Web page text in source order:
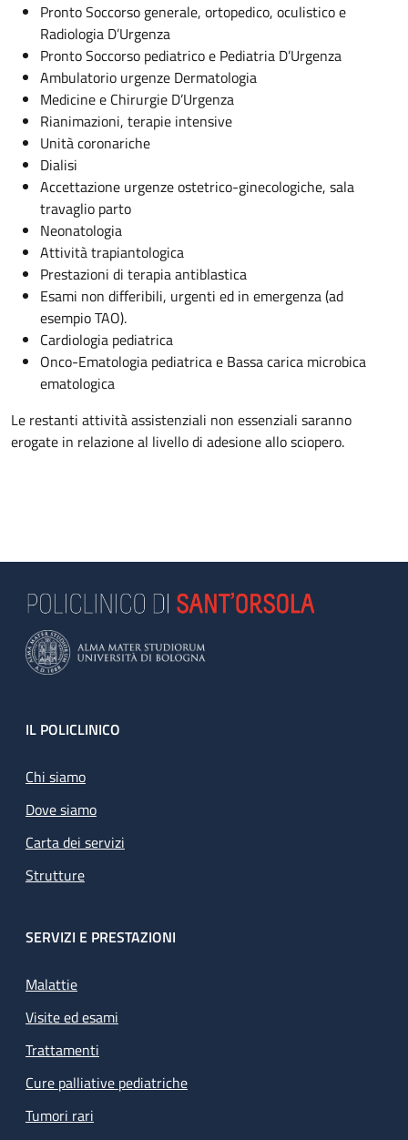
Pronto Soccorso generale, ortopedico, oculistico e
Radiologia D’Urgenza
Pronto Soccorso pediatrico e Pediatria D’Urgenza
Ambulatorio urgenze Dermatologia
Medicine e Chirurgie D’Urgenza
Rianimazioni, terapie intensive
Unità coronariche
Dialisi
Accettazione urgenze ostetrico-ginecologiche, sala
travaglio parto
Neonatologia
Attività trapiantologica
Prestazioni di terapia antiblastica
Esami non differibili, urgenti ed in emergenza (ad
esempio TAO).
Cardiologia pediatrica
Onco-Ematologia pediatrica e Bassa carica microbica
ematologica
Le restanti attività assistenziali non essenziali saranno
erogate in relazione al livello di adesione allo sciopero.
Footer
IL POLICLINICO
Chi siamo
Dove siamo
Carta dei servizi
Strutture
SERVIZI E PRESTAZIONI
Malattie
Visite ed esami
Trattamenti
Cure palliative pediatriche
Tumori rari